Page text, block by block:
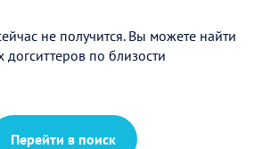
не получится. Вы можете найти
догситтеров по близости
Перейти в поиск